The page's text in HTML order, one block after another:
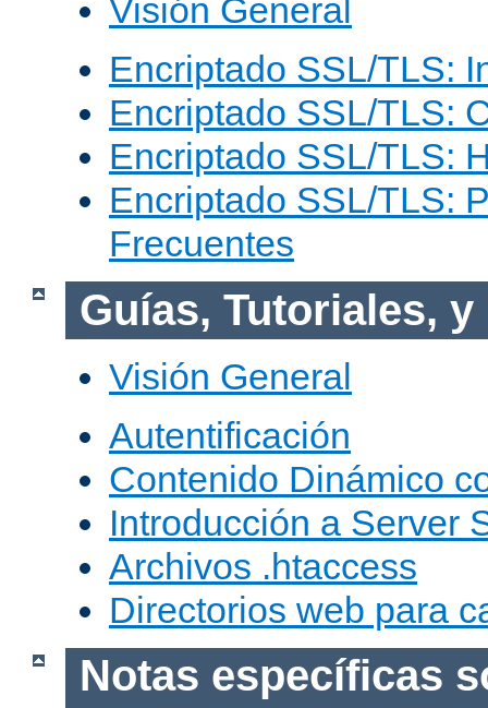
Visión General
Encriptado SSL/TLS:
Encriptado SSL/TLS:
Encriptado SSL/TLS:
Encriptado SSL/TLS:
Frecuentes
Guías, Tutoriales, y
Visión General
Autentificación
Contenido Dinámico
Introducción a Server
Archivos .htaccess
Directorios web para
Notas específicas